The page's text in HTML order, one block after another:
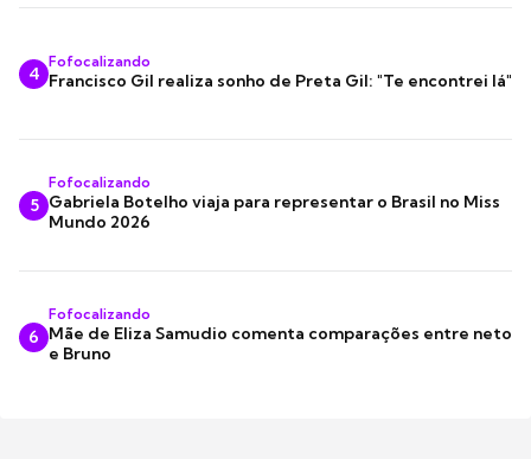
4
Fofocalizando
Francisco Gil realiza sonho de Preta Gil: "Te encontrei lá"
5
Fofocalizando
Gabriela Botelho viaja para representar o Brasil no Miss
Mundo 2026
6
Fofocalizando
Mãe de Eliza Samudio comenta comparações entre neto
e Bruno